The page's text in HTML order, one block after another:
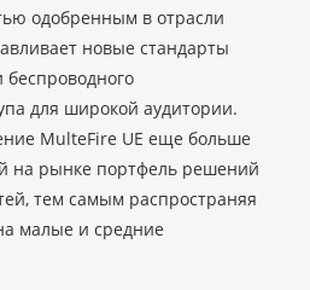
одобренным в отрасли
новые стандарты
беспроводного
для широкой аудитории.
MulteFire UE еще больше
на рынке портфель решений
тем самым распространяя
малые и средние